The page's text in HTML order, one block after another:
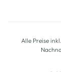
Alle Preise